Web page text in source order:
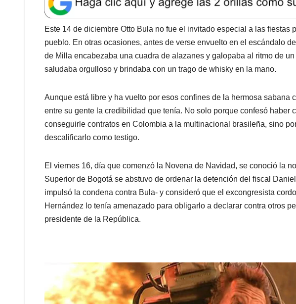
t
s
A
p
p
e
b
o
o
k
k
e
d
I
n
l
e
a
d
s
Este 14 de diciembre Otto Bula no fue el invitado especial a las fiestas
pueblo. En otras ocasiones, antes de verse envuelto en el escándalo
de Milla encabezaba una cuadra de alazanes y galopaba al ritmo de
saludaba orgulloso y brindaba con un trago de whisky en la mano.
Aunque está libre y ha vuelto por esos confines de la hermosa sabana
entre su gente la credibilidad que tenía. No solo porque confesó haber
conseguirle contratos en Colombia a la multinacional brasileña, sino
descalificarlo como testigo.
El viernes 16, día que comenzó la Novena de Navidad, se conoció la
Superior de Bogotá se abstuvo de ordenar la detención del fiscal
impulsó la condena contra Bula- y consideró que el excongresista
Hernández lo tenía amenazado para obligarlo a declarar contra otros
presidente de la República.